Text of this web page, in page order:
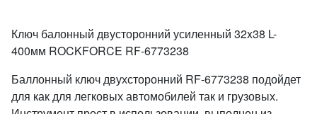
Ключ балонный двусторонний усиленный 32x38 L-
400мм ROCKFORCE RF-6773238
Баллонный ключ двухсторонний RF-6773238 подойдет
для как для легковых автомобилей так и грузовых.